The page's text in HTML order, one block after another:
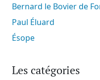
Bernard le Bovier de
Paul Éluard
Ésope
Les catégories